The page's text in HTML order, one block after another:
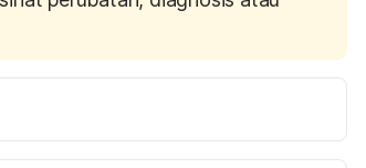
7 Causes Of Tennis Elbow (Not Just Playing Tennis)